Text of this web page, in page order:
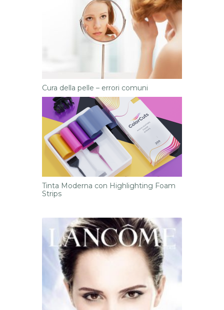
Cura della pelle – errori comuni
Tinta Moderna con Highlighting Foam
Strips